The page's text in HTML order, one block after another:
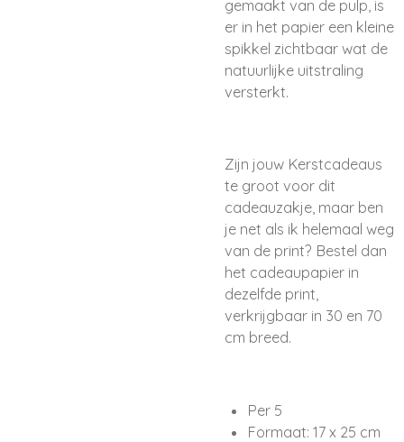
gemaakt van de pulp, is
er in het papier een kleine
spikkel zichtbaar wat de
natuurlijke uitstraling
versterkt.
Zijn jouw Kerstcadeaus
te groot voor dit
cadeauzakje, maar ben
je net als ik helemaal weg
van de print? Bestel dan
het cadeaupapier in
dezelfde print,
verkrijgbaar in 30 en 70
cm breed.
Per 5
Formaat: 17 x 25 cm